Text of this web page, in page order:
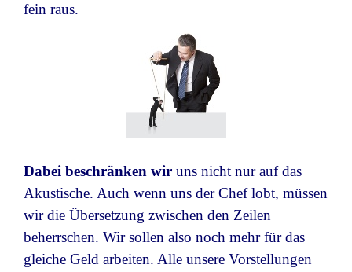
fein raus.
Dabei beschränken wir uns nicht nur aufdas
Akustische. Auch wenn uns der Chef lobt, müssen
wir die Übersetzung zwischen den Zeilen
beherrschen. Wir sollen also noch mehr für das
gleiche Geld arbeiten. Alle unsere Vorstellungen